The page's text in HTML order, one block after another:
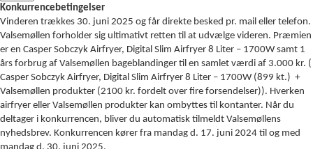
Konkurrencebetingelser
Vinderen trækkes 30. juni 2025 og får direkte besked pr. mail eller telefon.
Valsemøllen forholder sig ultimativt retten til at udvælge videren. Præmien
er en Casper Sobczyk Airfryer, Digital Slim Airfryer 8 Liter – 1700W samt 1
års forbrug af Valsemøllen bageblandinger til en samlet værdi af 3.000 kr. (
Casper Sobczyk Airfryer, Digital Slim Airfryer 8 Liter – 1700W (899 kt.) +
Valsemøllen produkter (2100 kr. fordelt over fire forsendelser)). Hverken
airfryer eller Valsemøllen produkter kan ombyttes til kontanter. Når du
deltager i konkurrencen, bliver du automatisk tilmeldt Valsemøllens
nyhedsbrev. Konkurrencen kører fra mandag d. 17. juni 2024 til og med